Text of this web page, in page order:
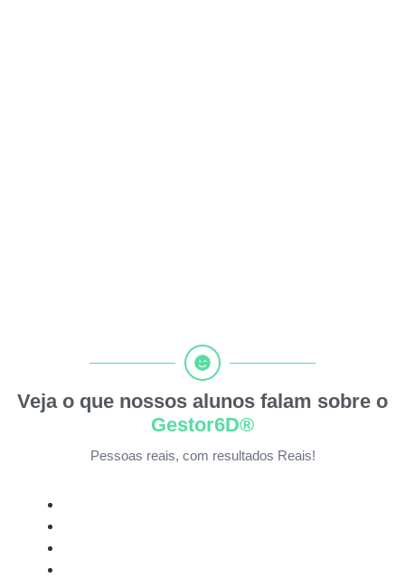
Veja o que nossos alunos falam sobre o
Gestor6D®
Pessoas reais, com resultados Reais!